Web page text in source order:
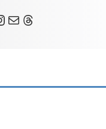
Mail Threads